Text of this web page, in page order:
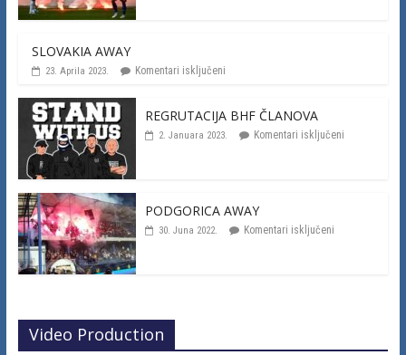
SLOVAKIA AWAY
23. Aprila 2023. Komentari isključeni
REGRUTACIJA BHF ČLANOVA
2. Januara 2023. Komentari isključeni
PODGORICA AWAY
30. Juna 2022. Komentari isključeni
Video Production